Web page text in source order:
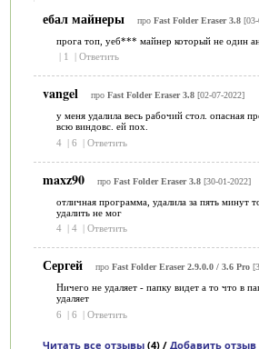
ебал майнеры
про Fast Folder Eraser 3.8[03-
прога топ, уеб*** майнер который не один
1 Ответить
vangel про Fast Folder Eraser 3.8[02-07-2022]
у меня удалила весь рабочий стол. опасная
всю виндовс. ей пох.
4 | 6 | Ответить
maxz90 про Fast Folder Eraser 3.8[30-01-2022]
отличная программа, удалила за пять минут
удалить не мог
4
4 Ответить
Сергей про Fast Folder Eraser 2.9.0.0 / 3.6 Pro
Ничего не удаляет - папку видет а то что в
удаляет
6
| 6 | Ответить
Читать все отзывы(4) / Добавить отзыв